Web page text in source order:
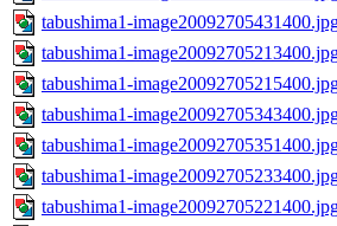
tabushima1-
tabushima1-
tabushima1-
tabushima1-
tabushima1-
tabushima1-
tabushima1-